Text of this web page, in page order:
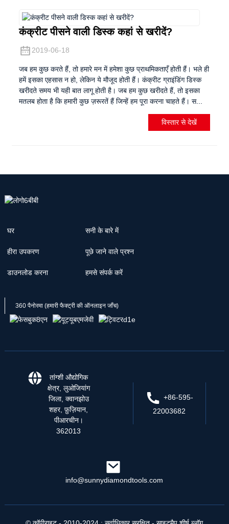
कंक्रीट पीसने वाली डिस्क कहां से खरीदें?
2019-06-18
जब हम कुछ करते हैं, तो हमारे मन में हमेशा कुछ प्राथमिकताएँ होती हैं। भले ही
हमें इसका एहसास न हो, लेकिन ये मौजूद होती हैं। कंक्रीट ग्राइंडिंग डिस्क
खरीदते समय भी यही बात लागू होती है। जब हम कुछ खरीदते हैं, तो इसका
मतलब होता है कि हमारी कुछ ज़रूरतें हैं जिन्हें हम पूरा करना चाहते हैं। स...
विस्तार से देखें
घर सनी के बारे में
हीरा उपकरण पूछे जाने वाले प्रश्न
डाउनलोड करना हमसे संपर्क करें
360 पैनोरमा (हमारी फैक्ट्री की ऑनलाइन जाँच)
तांग्शी औद्योगिक
क्षेत्र, लुओजियांग
जिला, क्वानझोउ
शहर, फ़ुज़ियान,
पीआरचीन।
362013
+86-595-
22003682
info@sunnydiamondtools.com